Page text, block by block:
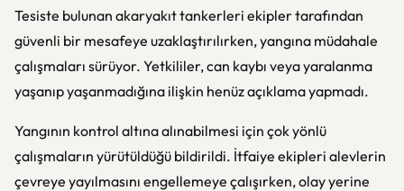
Tesiste bulunan akaryakıt tankerleri ekipler tarafından
güvenli bir mesafeye uzaklaştırılırken, yangına müdahale
çalışmaları sürüyor. Yetkililer, can kaybı veya yaralanma
yaşanıp yaşanmadığına ilişkin henüz açıklama yapmadı.
Yangının kontrol altına alınabilmesi için çok yönlü
çalışmaların yürütüldüğü bildirildi. İtfaiye ekipleri alevlerin
çevreye yayılmasını engellemeye çalışırken, olay yerine